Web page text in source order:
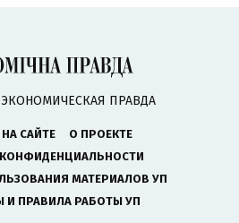
ЭКОНОМИЧЕСКАЯ ПРАВДА
САЙТЕ
О ПРОЕКТЕ
МАТЕРИАЛОВ УП
И ПРАВИЛА РАБОТЫ УП